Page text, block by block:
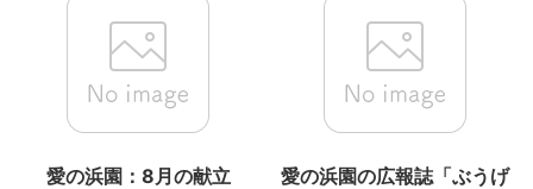
愛の浜園：8月の献立
愛の浜園の広報誌「ぶうげ